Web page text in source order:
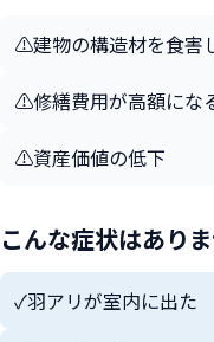
⚠️建物の構造材を食害
⚠️修繕費用が高額にな
⚠️資産価値の低下
こんな症状はあり
✓羽アリが室内に出た